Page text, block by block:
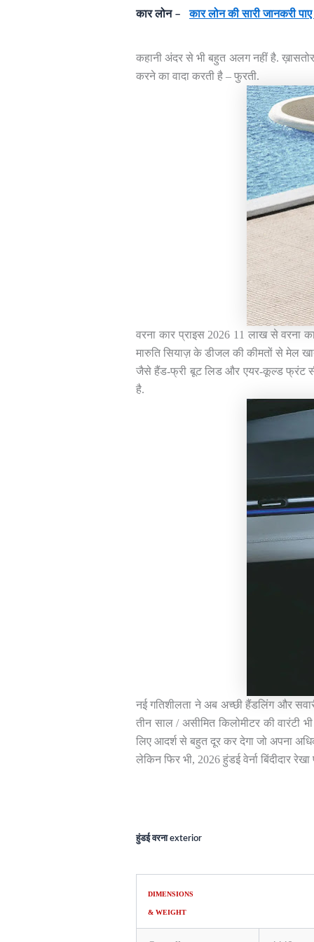
कार लोन –कार लोन की सारी जानकरी
कहानी अंदर से भी बहुत अलग नहीं है.
करने का वादा करती है – फुरती.
वरना कार प्राइस 2026 11 लाख से वरना
मारुति सियाज़ के डीजल की कीमतों से मेल
जैसे हैंड-फ्री बूट लिड और एयर-कूल्ड फ्रंट
है.
नई गतिशीलता ने अब अच्छी हैंडलिंग और
तीन साल / असीमित किलोमीटर की
लिए आदर्श से बहुत दूर कर देगा जो अपना
लेकिन फिर भी, 2026 हुंडई वेर्ना बिंदीदार
हुंडई वरना exterior
DIMENSIONS
& WEIGHT